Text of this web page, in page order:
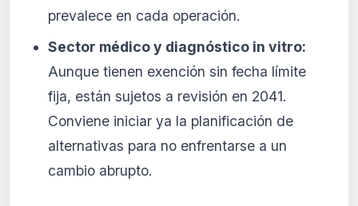
prevalece en cada operación.
Sector médico y diagnóstico in vitro:
Aunque tienen exención sin fecha límite
fija, están sujetos a revisión en 2041.
Conviene iniciar ya la planificación de
alternativas para no enfrentarse a un
cambio abrupto.